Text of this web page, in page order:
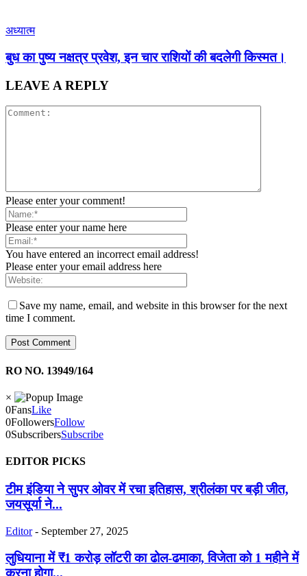
अध्यात्म
बुध का पुष्य नक्षत्र प्रवेश, इन चार राशियों की बदलेगी किस्मत।
LEAVE A REPLY
Please enter your comment!
Please enter your name here
You have entered an incorrect email address!
Please enter your email address here
Save my name, email, and website in this browser for the next
time I comment.
RO NO. 13949/164
×
0FansLike
0FollowersFollow
0SubscribersSubscribe
EDITOR PICKS
टीम इंडिया ने सुपर ओवर में रचा इतिहास, श्रीलंका पर बड़ी जीत,
जयसूर्या ने...
Editor - September 27, 2025
लुधियाना में ₹1 करोड़ लॉटरी का ढोल-ढमाका, विजेता को 1 महीने में
करना होगा...